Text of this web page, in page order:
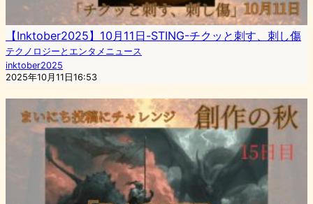
【Inktober2025】10月11日-STING-チクッと刺す、刺し傷
テクノロジーとエンタメニュース
inktober2025
2025年10月11日16:53